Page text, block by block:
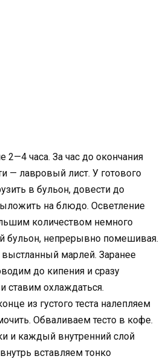
часа. За час до окончания
— лавровый лист. У готового
в бульон, довести до
на блюдо. Осветление
количеством немного
бульон, непрерывно помешивая.
марлей. Заранее
до кипения и сразу
ставим охлаждаться.
из густого теста налепляем
Обваливаем тесто в кофе.
и каждый внутренний слой
вставляем тонко